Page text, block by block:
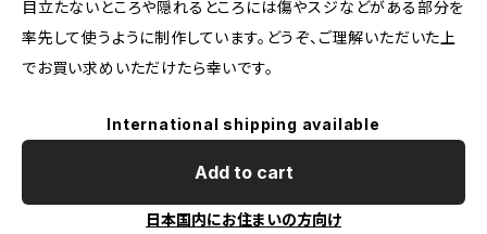
目立たないところや隠れるところには傷やスジなどがある部分を
率先して使うように制作しています。どうぞ、ご理解いただいた上
でお買い求めいただけたら幸いです。
International shipping available
Add to cart
日本国内にお住まいの方向け